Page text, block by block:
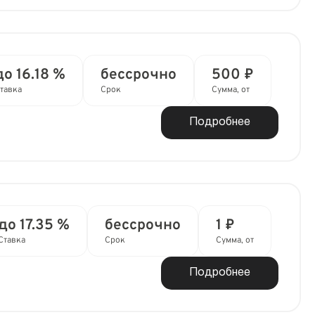
16.18 % бессрочно
Срок
500 ₽
Сумма, от
Подробнее
17.35 % бессрочно
Срок
1 ₽
Сумма, от
Подробнее